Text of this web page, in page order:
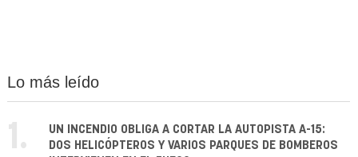
Lo más leído
1.
UN INCENDIO OBLIGA A CORTAR LA AUTOPISTA A-15:
DOS HELICÓPTEROS Y VARIOS PARQUES DE BOMBEROS